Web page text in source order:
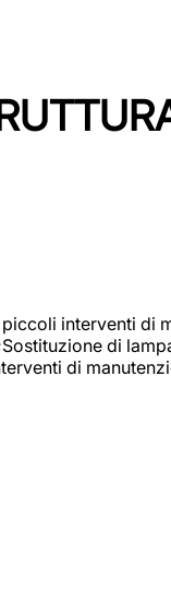
interventi
di
di